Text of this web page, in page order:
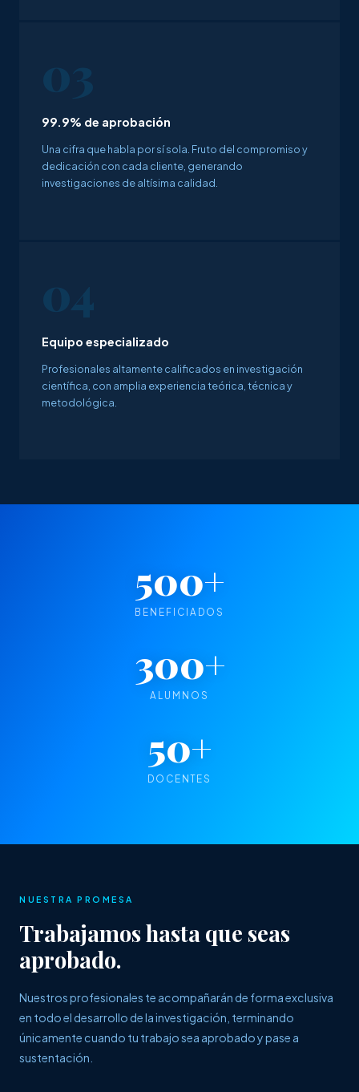
03
99.9% de aprobación
Una cifra que habla por sí sola. Fruto del compromiso y
dedicación con cada cliente, generando
investigaciones de altísima calidad.
04
Equipo especializado
Profesionales altamente calificados en investigación
científica, con amplia experiencia teórica, técnica y
metodológica.
500+
BENEFICIADOS
300+
ALUMNOS
50+
DOCENTES
NUESTRA PROMESA
Trabajamos hasta que seas
aprobado.
Nuestros profesionales te acompañarán de forma exclusiva
en todo el desarrollo de la investigación, terminando
únicamente cuando tu trabajo sea aprobado y pase a
sustentación.